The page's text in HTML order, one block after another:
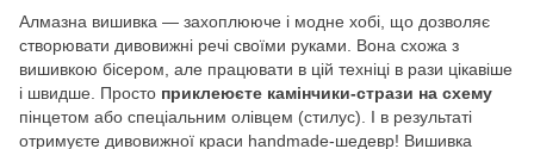
Алмазна вишивка — захоплююче і модне хобі, що дозволяє
створювати дивовижні речі своїми руками. Вона схожа з
вишивкою бісером, але працювати в цій техніці в рази цікавіше
і швидше. Просто приклеюєте камінчики-стрази на схему
пінцетом або спеціальним олівцем (стилус). І в результаті
отримуєте дивовижної краси handmade-шедевр! Вишивка